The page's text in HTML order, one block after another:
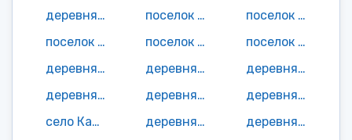
деревня Заречье поселок Зеленая Роща
поселок Зеленый Гай
поселок Зеленый Куст
поселок Зеленый Рог
поселок Золотая Ветка
деревня Ивашково
деревня Игнатьево
деревня Игрушино
деревня Ильюшино
деревня Именка
деревня Казаново
село Калачово
деревня Калиновка
деревня Карпово